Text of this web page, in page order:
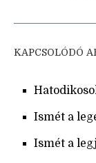
KAPCSOLÓDÓ
Ismét a
Ismét a